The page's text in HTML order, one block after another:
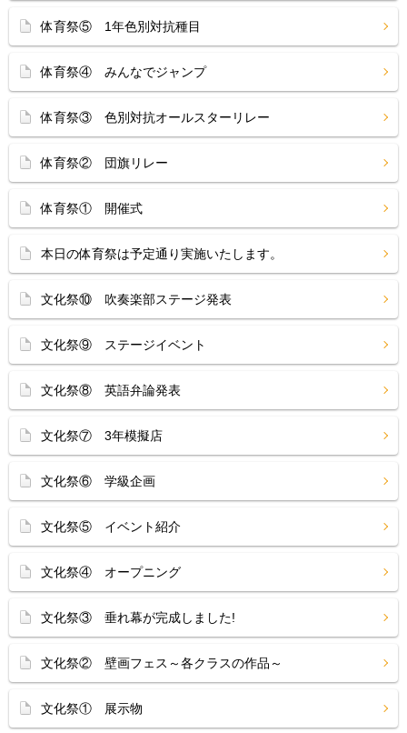
体育祭⑤ 1年色別対抗種目
体育祭④ みんなでジャンプ
体育祭③ 色別対抗オールスターリレー
体育祭② 団旗リレー
体育祭① 開催式
本日の体育祭は予定通り実施いたします。
文化祭⑩ 吹奏楽部ステージ発表
文化祭⑨ ステージイベント
文化祭⑧ 英語弁論発表
文化祭⑦ 3年模擬店
文化祭⑥ 学級企画
文化祭⑤ イベント紹介
文化祭④ オープニング
文化祭③ 垂れ幕が完成しました!
文化祭② 壁画フェス～各クラスの作品～
文化祭① 展示物